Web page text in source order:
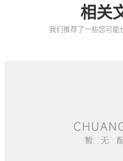
相关
我们推荐了一些您可能